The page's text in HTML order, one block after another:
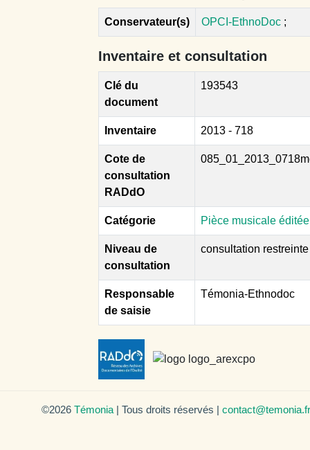
Conservateur(s) OPCI-EthnoDoc ;
Inventaire et consultation
Clé du
document
193543
Inventaire 2013 - 718
Cote de
consultation
RADdO
Catégorie Pièce musicale éditée
Niveau de
consultation
consultation restreinte
Responsable
de saisie
Témonia-Ethnodoc
©2026 Témonia | Tous droits réservés | contact@temonia.fr